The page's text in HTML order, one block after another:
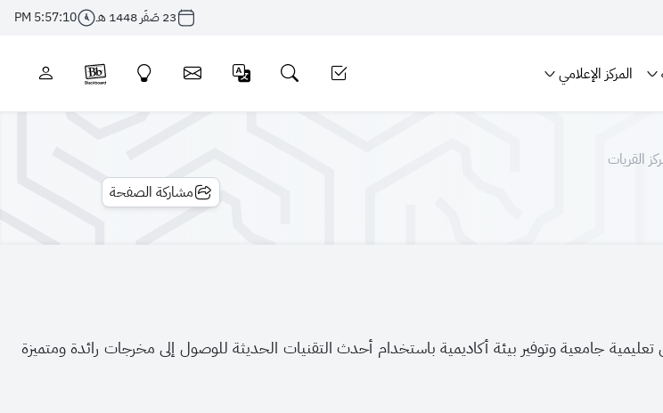
23 صَفَر 1448 هـ 5:57:10 PM
المركز الإعلامي
القريات
مشاركة الصفحة
جامعية وتوفير بيئة أكاديمية باستخدام أحدث التقنيات الحديثة للوصول إلى مخرجات رائدة ومتميزة